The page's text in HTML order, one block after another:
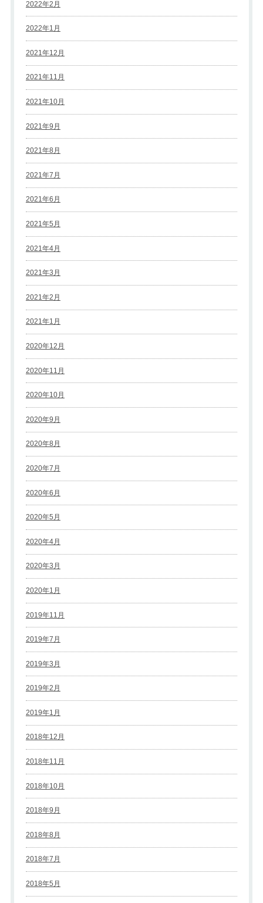
2022年2月
2022年1月
2021年12月
2021年11月
2021年10月
2021年9月
2021年8月
2021年7月
2021年6月
2021年5月
2021年4月
2021年3月
2021年2月
2021年1月
2020年12月
2020年11月
2020年10月
2020年9月
2020年8月
2020年7月
2020年6月
2020年5月
2020年4月
2020年3月
2020年1月
2019年11月
2019年7月
2019年3月
2019年2月
2019年1月
2018年12月
2018年11月
2018年10月
2018年9月
2018年8月
2018年7月
2018年5月